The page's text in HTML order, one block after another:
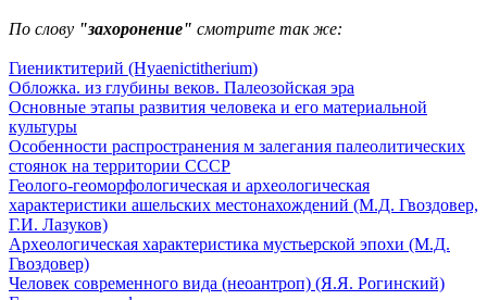
По слову "захоронение" смотрите так же:
Гиениктитерий (Hyaenictitherium)
Обложка. из глубины веков. Палеозойская эра
Основные этапы развития человека и его материальной
культуры
Особенности распространения м залегания палеолитических
стоянок на территории СССР
Геолого-геоморфологическая и археологическая
характеристики ашельских местонахождений (М.Д. Гвоздовер,
Г.И. Лазуков)
Археологическая характеристика мустьерской эпохи (М.Д.
Гвоздовер)
Человек современного вида (неоантроп) (Я.Я. Рогинский)